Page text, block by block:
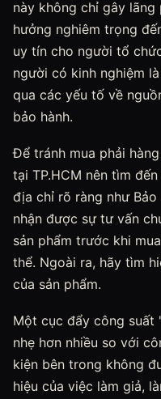
này không chỉ gây
hưởng nghiêm trọng
uy tín cho người tổ
người có kinh nghiệm
qua các yếu tố về
bảo hành.
Để tránh mua phải
tại TP.HCM nên tìm
địa chỉ rõ ràng như Bảo
nhận được sự tư vấn
sản phẩm trước khi
thể. Ngoài ra, hãy tìm
của sản phẩm.
Một cục đẩy công
nhẹ hơn nhiều so với
kiện bên trong không
hiệu của việc làm giả,